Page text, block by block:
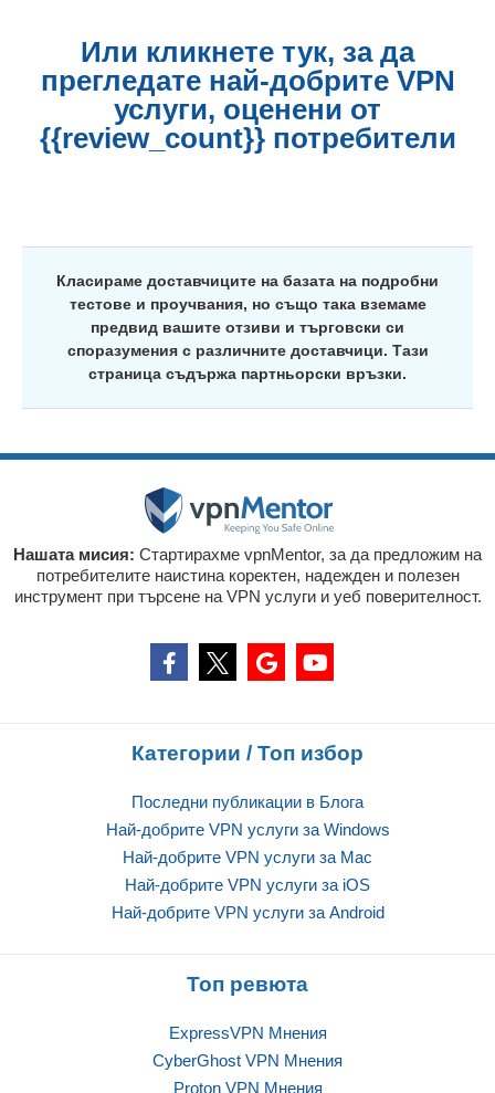
Или кликнете тук, за да
прегледате най-добрите VPN
услуги, оценени от
{{review_count}} потребители
Класираме доставчиците на базата на подробни
тестове и проучвания, но също така вземаме
предвид вашите отзиви и търговски си
споразумения с различните доставчици. Тази
страница съдържа партньорски връзки.
Нашата мисия: Стартирахме vpnMentor, за да предложим на
потребителите наистина коректен, надежден и полезен
инструмент при търсене на VPN услуги и уеб поверителност.
Категории / Топ избор
Последни публикации в Блога
Най-добрите VPN услуги за Windows
Най-добрите VPN услуги за Mac
Най-добрите VPN услуги за iOS
Най-добрите VPN услуги за Android
Топ ревюта
ExpressVPN Mнения
CyberGhost VPN Mнения
Proton VPN Mнения